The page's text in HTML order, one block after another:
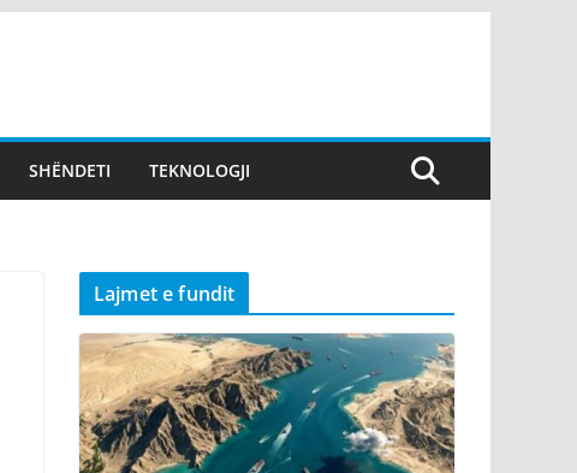
SHËNDETI TEKNOLOGJI
Lajmet e fundit